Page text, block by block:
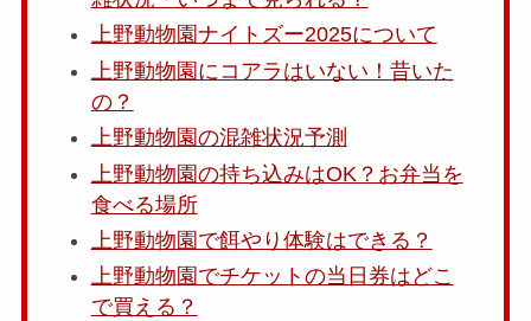
上野動物園ナイトズー2025について
上野動物園にコアラはいない！昔いた
の？
上野動物園の混雑状況予測
上野動物園の持ち込みはOK？お弁当を
食べる場所
上野動物園で餌やり体験はできる？
上野動物園でチケットの当日券はどこ
で買える？